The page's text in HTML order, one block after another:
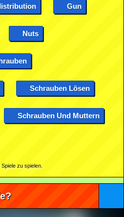
Gun
Nuts
Schrauben Lösen
Schrauben Und Muttern
zu spielen.